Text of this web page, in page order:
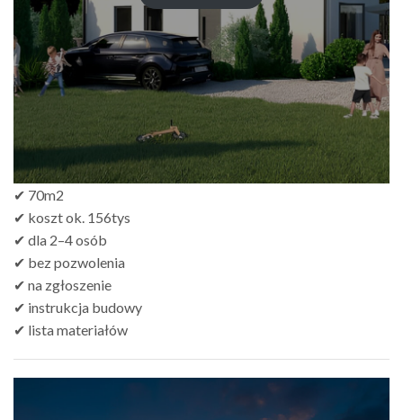
✔ 70m2
✔ koszt ok. 156tys
✔ dla 2–4 osób
✔ bez pozwolenia
✔ na zgłoszenie
✔ instrukcja budowy
✔ lista materiałów